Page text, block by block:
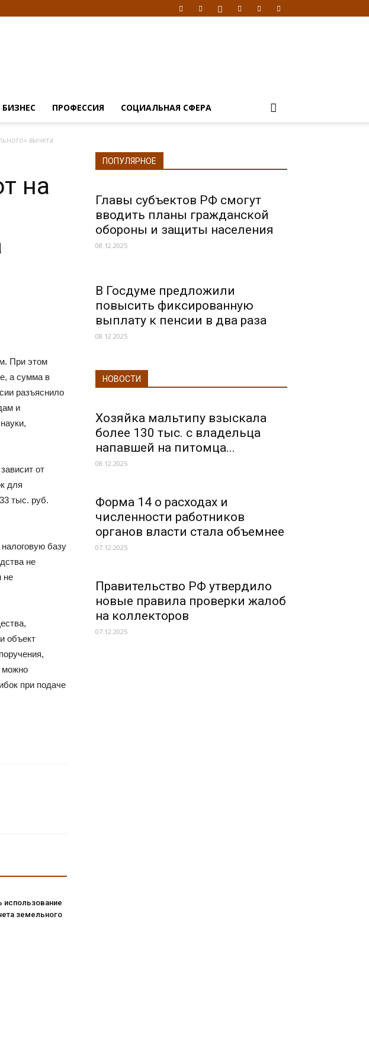
БИЗНЕС ПРОФЕССИЯ СОЦИАЛЬНАЯ СФЕРА
вычета
на
При этом
а сумма в
разъяснило
и
от
для
тыс. руб.
базу
не
не
объект
можно
при подаче
использование
земельного
ПОПУЛЯРНОЕ
Главы субъектов РФ смогут
вводить планы гражданской
обороны и защиты населения
08.12.2025
В Госдуме предложили
повысить фиксированную
выплату к пенсии в два раза
08.12.2025
НОВОСТИ
Хозяйка мальтипу взыскала
более 130 тыс. с владельца
напавшей на питомца...
08.12.2025
Форма 14 о расходах и
численности работников
органов власти стала объемнее
07.12.2025
Правительство РФ утвердило
новые правила проверки жалоб
на коллекторов
07.12.2025